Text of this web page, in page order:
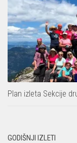
Tomislav Zoričić
Damir Bajs
Dijana Petrak
Željko Brdal
Markacijska komisija
Dosadašnje
Plan izleta Sekcije
GODIŠNJI IZLETI